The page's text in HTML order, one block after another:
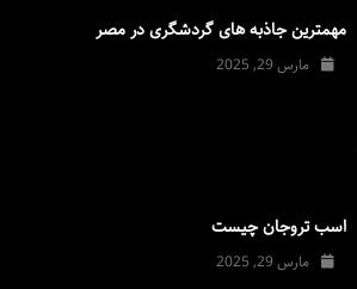
مهمترین جاذبه های گردشگری در مصر
مارس 29, 2025
اسب تروجان چیست
مارس 29, 2025